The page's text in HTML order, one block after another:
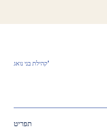
קהילת בני נואג'
תפריט